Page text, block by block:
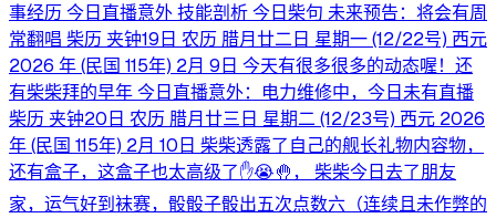
事经历 今日直播意外 技能剖析 今日柴句 未来预告：将会有周
常翻唱 柴历 夹钟19日 农历 腊月廿二日 星期一 (12/22号) 西元
2026 年 (民国 115年) 2月 9日 今天有很多很多的动态喔！还
有柴柴拜的早年 今日直播意外：电力维修中，今日未有直播
柴历 夹钟20日 农历 腊月廿三日 星期二 (12/23号) 西元 2026
年 (民国 115年) 2月 10日 柴柴透露了自己的舰长礼物内容物，
还有盒子，这盒子也太高级了✋😭🤚， 柴柴今日去了朋友
家，运气好到袜赛，骰骰子骰出五次点数六（连续且未作弊的